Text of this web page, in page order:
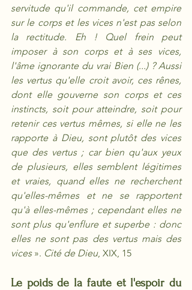
servitude qu'il commande, cet empire
sur le corps et les vices n'est pas selon
la rectitude. Eh ! Quel frein peut
imposer à son corps et à ses vices,
l'âme ignorante du vrai Bien (...) ? Aussi
les vertus qu'elle croit avoir, ces rênes,
dont elle gouverne son corps et ces
instincts, soit pour atteindre, soit pour
retenir ces vertus mêmes, si elle ne les
rapporte à Dieu, sont plutôt des vices
que des vertus ; car bien qu'aux yeux
de plusieurs, elles semblent légitimes
et vraies, quand elles ne recherchent
qu'elles-mêmes et ne se rapportent
qu'à elles-mêmes ; cependant elles ne
sont plus qu'enflure et superbe : donc
elles ne sont pas des vertus mais des
vices ». Cité de Dieu, XIX, 15
Le poids de la faute et l'espoir du